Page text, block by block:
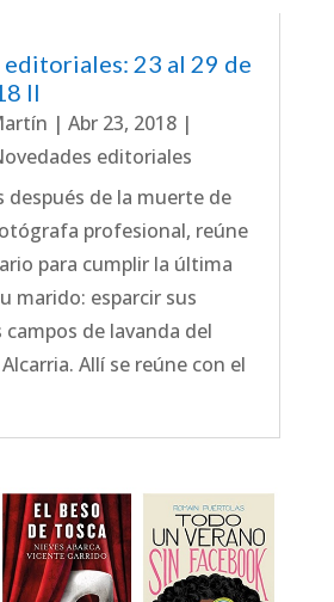
editoriales: 23 al 29 de
II
| Abr 23, 2018|
editoriales
de la muerte de
profesional, reúne
para cumplir la última
marido: esparcir sus
campos de lavanda del
Allí se reúne con el